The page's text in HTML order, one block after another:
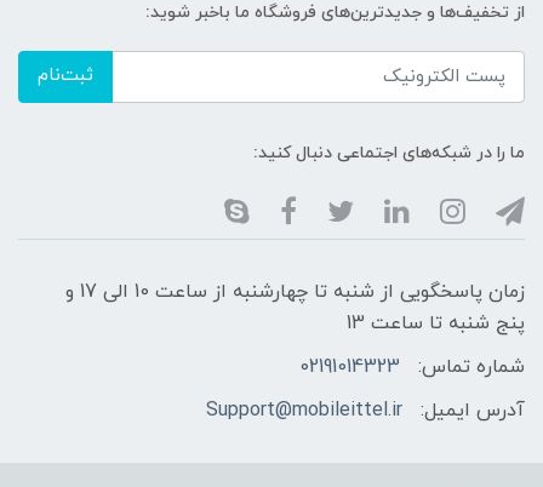
از تخفیف‌ها و جدیدترین‌های فروشگاه ما باخبر شوید:
ثبت‌نام
ما را در شبکه‌های اجتماعی دنبال کنید:
زمان پاسخگویی از شنبه تا چهارشنبه از ساعت 10 الی 17 و
پنج شنبه تا ساعت 13
شماره تماس:
02191014323
آدرس ایمیل:
Support@mobileittel.ir